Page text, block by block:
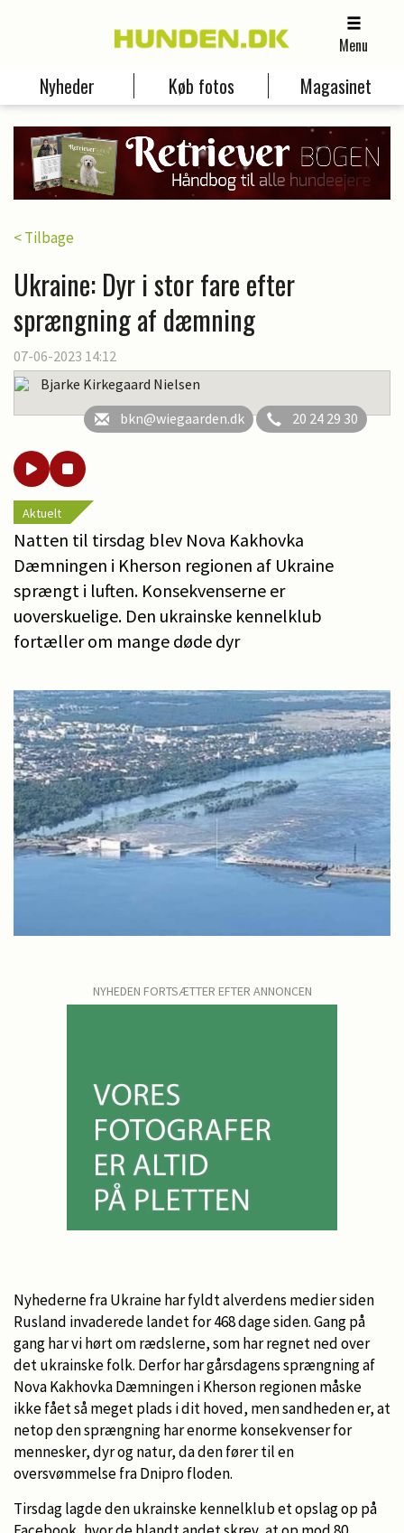
Menu
Nyheder Køb fotos Magasinet
< Tilbage
Ukraine: Dyr i stor fare efter
sprængning af dæmning
07-06-2023 14:12
Bjarke Kirkegaard Nielsen
bkn@wiegaarden.dk
20 24 29 30
Aktuelt
Natten til tirsdag blev Nova Kakhovka
Dæmningen i Kherson regionen af Ukraine
sprængt i luften. Konsekvenserne er
uoverskuelige. Den ukrainske kennelklub
fortæller om mange døde dyr
NYHEDEN FORTSÆTTER EFTER ANNONCEN
Nyhederne fra Ukraine har fyldt alverdens medier siden
Rusland invaderede landet for 468 dage siden. Gang på
gang har vi hørt om rædslerne, som har regnet ned over
det ukrainske folk. Derfor har gårsdagens sprængning af
Nova Kakhovka Dæmningen i Kherson regionen måske
ikke fået så meget plads i dit hoved, men sandheden er, at
netop den sprængning har enorme konsekvenser for
mennesker, dyr og natur, da den fører til en
oversvømmelse fra Dnipro floden.
Tirsdag lagde den ukrainske kennelklub et opslag op på